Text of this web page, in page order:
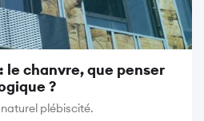
le chanvre, que penser
?
plébiscité.